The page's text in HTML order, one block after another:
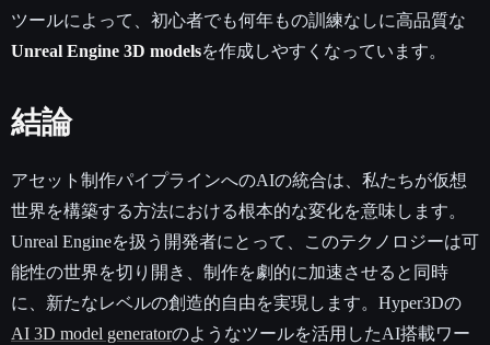
ツールによって、初心者でも何年もの訓練なしに高品質な
Unreal Engine 3D modelsを作成しやすくなっています。
結論
アセット制作パイプラインへのAIの統合は、私たちが仮想
世界を構築する方法における根本的な変化を意味します。
Unreal Engineを扱う開発者にとって、このテクノロジーは可
能性の世界を切り開き、制作を劇的に加速させると同時
に、新たなレベルの創造的自由を実現します。Hyper3Dの
AI 3D model generatorのようなツールを活用したAI搭載ワー